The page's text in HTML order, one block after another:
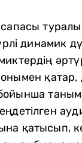
туралы
динамик
қатысып,